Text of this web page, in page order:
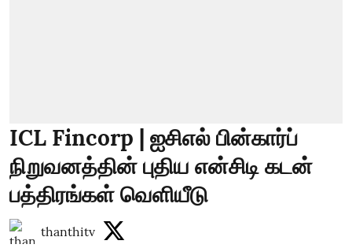
ICL Fincorp | ஐசிஎல் பின்கார்ப்
நிறுவனத்தின் புதிய என்சிடி கடன்
பத்திரங்கள் வெளியீடு
thanthitv